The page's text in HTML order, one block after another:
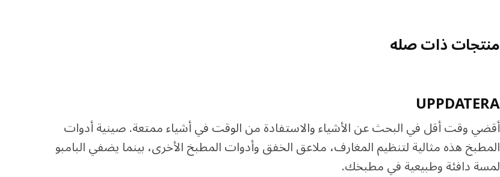
منتجات ذات صله
UPPDATERA
أقضي وقت أقل في البحث عن الأشياء والاستفادة من الوقت في أشياء ممتعة. صينية أدوات
المطبخ هذه مثالية لتنظيم المغارف، ملاعق الخفق وأدوات المطبخ الأخرى، بينما يضفي البامبو
لمسة دافئة وطبيعية في مطبخك.